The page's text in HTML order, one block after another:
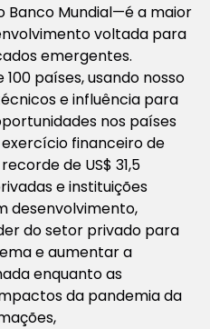
Banco Mundial—é a maior
voltada para
emergentes.
países, usando nosso
e influência para
nos países
financeiro de
de US$ 31,5
e instituições
desenvolvimento,
do setor privado para
e aumentar a
enquanto as
da pandemia da